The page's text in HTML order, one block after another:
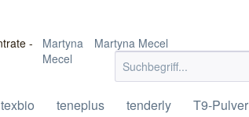
Martyna
Mecel
Martyna Mecel
texbio teneplus tenderly T9-Pulver